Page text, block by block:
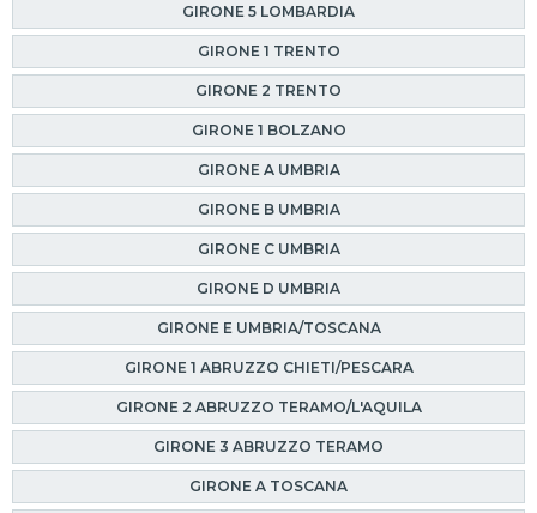
GIRONE 5 LOMBARDIA
GIRONE 1 TRENTO
GIRONE 2 TRENTO
GIRONE 1 BOLZANO
GIRONE A UMBRIA
GIRONE B UMBRIA
GIRONE C UMBRIA
GIRONE D UMBRIA
GIRONE E UMBRIA/TOSCANA
GIRONE 1 ABRUZZO CHIETI/PESCARA
GIRONE 2 ABRUZZO TERAMO/L'AQUILA
GIRONE 3 ABRUZZO TERAMO
GIRONE A TOSCANA